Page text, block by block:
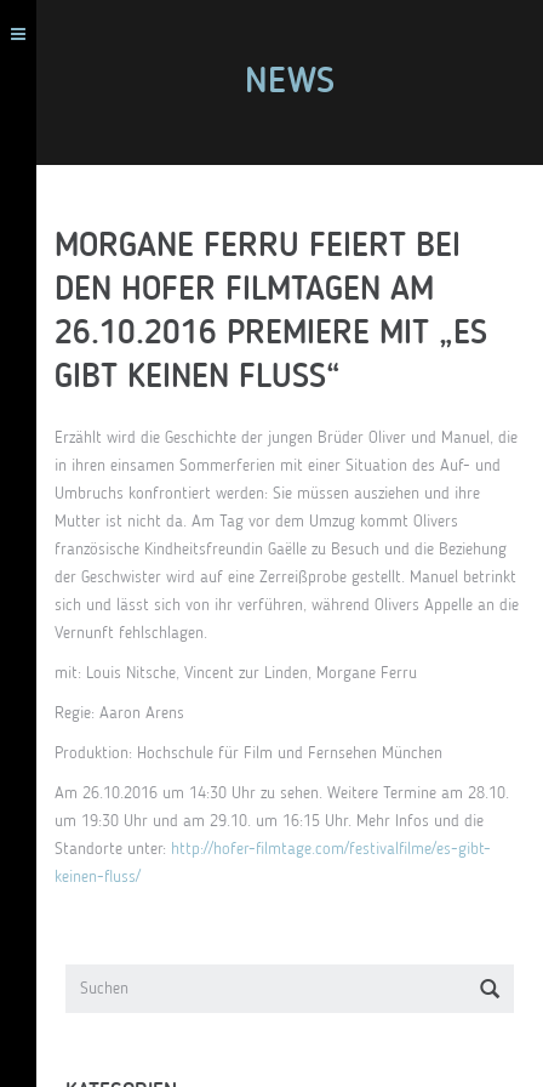
NEWS
MORGANE FERRU FEIERT BEI
DEN HOFER FILMTAGEN AM
26.10.2016 PREMIERE MIT „ES
GIBT KEINEN FLUSS“
Erzählt wird die Geschichte der jungen Brüder Oliver und Manuel, die
in ihren einsamen Sommerferien mit einer Situation des Auf- und
Umbruchs konfrontiert werden: Sie müssen ausziehen und ihre
Mutter ist nicht da. Am Tag vor dem Umzug kommt Olivers
französische Kindheitsfreundin Gaëlle zu Besuch und die Beziehung
der Geschwister wird auf eine Zerreißprobe gestellt. Manuel betrinkt
sich und lässt sich von ihr verführen, während Olivers Appelle an die
Vernunft fehlschlagen.
mit: Louis Nitsche, Vincent zur Linden, Morgane Ferru
Regie: Aaron Arens
Produktion: Hochschule für Film und Fernsehen München
Am 26.10.2016 um 14:30 Uhr zu sehen. Weitere Termine am 28.10.
um 19:30 Uhr und am 29.10. um 16:15 Uhr. Mehr Infos und die
Standorte unter: http://hofer-filmtage.com/festivalfilme/es-gibt-
keinen-fluss/